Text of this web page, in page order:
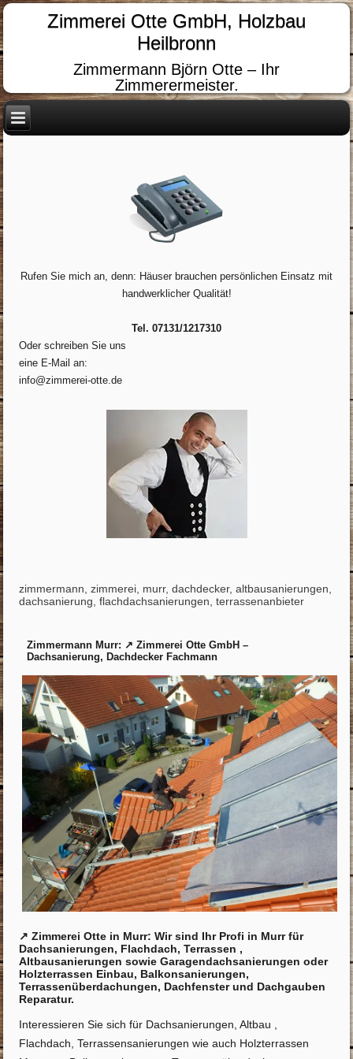
Zimmerei Otte GmbH, Holzbau
Heilbronn
Zimmermann Björn Otte – Ihr
Zimmerermeister.
Rufen Sie mich an, denn: Häuser brauchen persönlichen Einsatz mit
handwerklicher Qualität!
Tel. 07131/1217310
Oder schreiben Sie uns
eine E-Mail an:
info@zimmerei-otte.de
zimmermann, zimmerei, murr, dachdecker, altbausanierungen,
dachsanierung, flachdachsanierungen, terrassenanbieter
Zimmermann Murr: ↗️ Zimmerei Otte GmbH –
Dachsanierung, Dachdecker Fachmann
↗️ Zimmerei Otte in Murr: Wir sind Ihr Profi in Murr für
Dachsanierungen, Flachdach, Terrassen ,
Altbausanierungen sowie Garagendachsanierungen oder
Holzterrassen Einbau, Balkonsanierungen,
Terrassenüberdachungen, Dachfenster und Dachgauben
Reparatur.
Interessieren Sie sich für Dachsanierungen, Altbau ,
Flachdach, Terrassensanierungen wie auch Holzterrassen